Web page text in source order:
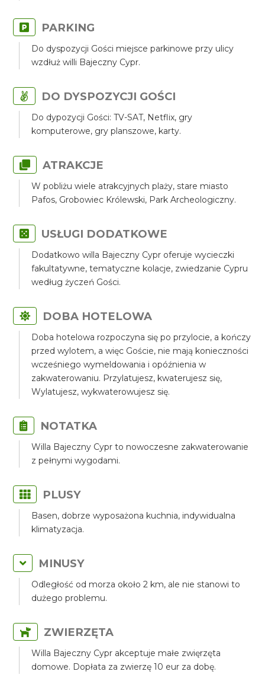
PARKING
Do dyspozycji Gości miejsce parkinowe przy ulicy
wzdłuż willi Bajeczny Cypr.
DO DYSPOZYCJI GOŚCI
Do dypozycji Gości: TV-SAT, Netflix, gry
komputerowe, gry planszowe, karty.
ATRAKCJE
W pobliżu wiele atrakcyjnych plaży, stare miasto
Pafos, Grobowiec Królewski, Park Archeologiczny.
USŁUGI DODATKOWE
Dodatkowo willa Bajeczny Cypr oferuje wycieczki
fakultatywne, tematyczne kolacje, zwiedzanie Cypru
według życzeń Gości.
DOBA HOTELOWA
Doba hotelowa rozpoczyna się po przylocie, a kończy
przed wylotem, a więc Goście, nie mają konieczności
wcześniego wymeldowania i opóźnienia w
zakwaterowaniu. Przylatujesz, kwaterujesz się,
Wylatujesz, wykwaterowujesz się.
NOTATKA
Willa Bajeczny Cypr to nowoczesne zakwaterowanie
z pełnymi wygodami.
PLUSY
Basen, dobrze wyposażona kuchnia, indywidualna
klimatyzacja.
MINUSY
Odległość od morza około 2 km, ale nie stanowi to
dużego problemu.
ZWIERZĘTA
Willa Bajeczny Cypr akceptuje małe zwięrzęta
domowe. Dopłata za zwierzę 10 eur za dobę.